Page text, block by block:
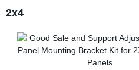
2x4